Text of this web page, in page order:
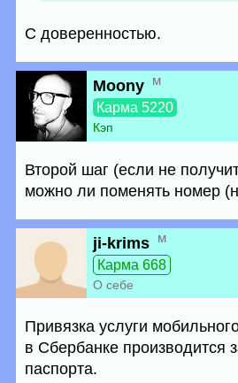
С доверенностью.
Moony м
Карма 5220
Кэп
Второй шаг (если не
можно ли поменять номер
ji-krims м
Карма 668
О себе
Привязка услуги
в Сбербанке производится
паспорта.